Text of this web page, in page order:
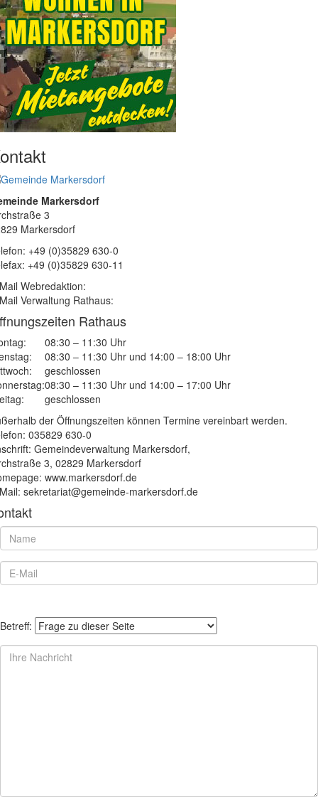
Markersdorf
3
Markersdorf
+49 (0)35829 630-0
+49 (0)35829 630-11
Webredaktion:
Verwaltung Rathaus:
Rathaus
08:30 – 11:30 Uhr
08:30 – 11:30 Uhr und 14:00 – 18:00 Uhr
geschlossen
08:30 – 11:30 Uhr und 14:00 – 17:00 Uhr
geschlossen
der Öffnungszeiten können Termine vereinbart werden.
035829 630-0
Gemeindeverwaltung Markersdorf,
3, 02829 Markersdorf
www.markersdorf.de
sekretariat@gemeinde-markersdorf.de
Betreff: